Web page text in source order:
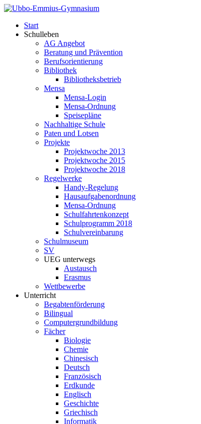
Start
Schulleben
AG Angebot
Beratung und Prävention
Berufsorientierung
Bibliothek
Bibliotheksbetrieb
Mensa
Mensa-Login
Mensa-Ordnung
Speisepläne
Nachhaltige Schule
Paten und Lotsen
Projekte
Projektwoche 2013
Projektwoche 2015
Projektwoche 2018
Regelwerke
Handy-Regelung
Hausaufgabenordnung
Mensa-Ordnung
Schulfahrtenkonzept
Schulprogramm 2018
Schulvereinbarung
Schulmuseum
SV
UEG unterwegs
Austausch
Erasmus
Wettbewerbe
Unterricht
Begabtenförderung
Bilingual
Computergrundbildung
Fächer
Biologie
Chemie
Chinesisch
Deutsch
Französisch
Erdkunde
Englisch
Geschichte
Griechisch
Informatik